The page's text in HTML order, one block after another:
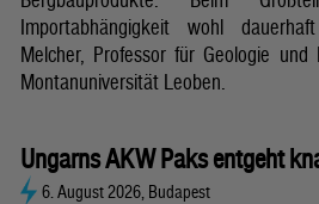
Importabhängigkeit wohl
Melcher, Professor für Geologie
Montanuniversität Leoben.
Ungarns AKW Paks entgeht
6. August 2026, Budapest